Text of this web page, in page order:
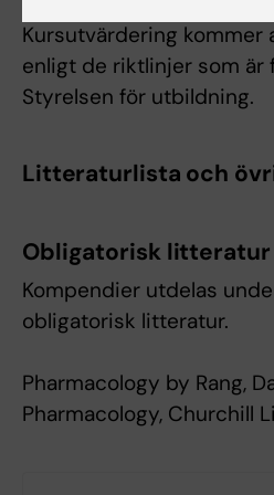
Kursutvärdering kommer
enligt de riktlinjer som är
Styrelsen för utbildning.
Litteraturlista och
Obligatorisk litteratur
Kompendier utdelas
obligatorisk litteratur.
Pharmacology by Rang,
Pharmacology, Churchill